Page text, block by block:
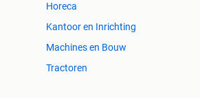
Horeca
Kantoor en Inrichting
Machines en Bouw
Tractoren